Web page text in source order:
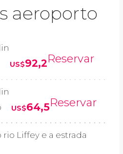
aeroporto
US$92,2Reservar
US$64,5Reservar
Liffey e a estrada